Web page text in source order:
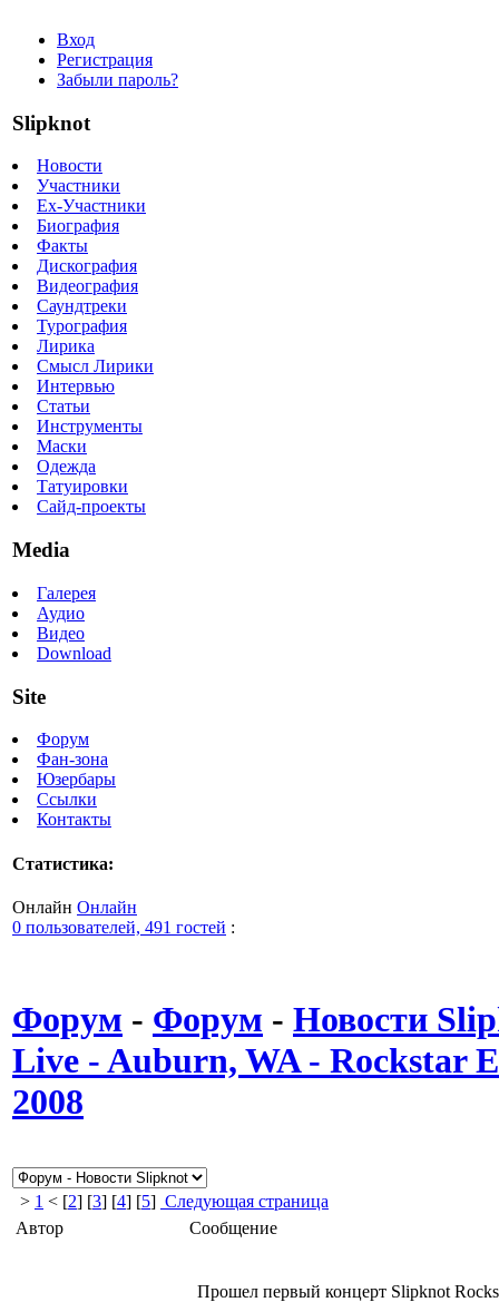
Вход
Регистрация
Забыли пароль?
Slipknot
Новости
Участники
Ex-Участники
Биография
Факты
Дискография
Видеография
Саундтреки
Турография
Лирика
Смысл Лирики
Интервью
Статьи
Инструменты
Маски
Одежда
Татуировки
Сайд-проекты
Media
Галерея
Аудио
Видео
Download
Site
Форум
Фан-зона
Юзербары
Ссылки
Контакты
Статистика:
Онлайн Онлайн
0 пользователей, 491 гостей :
Форум - Форум - Новости
Live - Auburn, WA - Rockstar
2008
> 1 < [2] [3] [4] [5] Следующая страница
Автор
Сообщение
Прошел первый концерт Slipknot